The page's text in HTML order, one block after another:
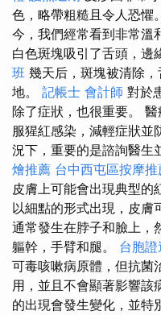
色，略帶粗糙且令人恐懼
今，我們經常看到非常溫
白色斑塊吸引了舌頭，邊
班 幾天后，斑塊被清除
地。 記帳士 會計師 對於
除了症狀，也很重要。
服猩紅感染，減輕症狀並
況下，重要的是諮詢醫生
燴推薦 台中西屯區按摩推
皮膚上可能會出現典型的
以細點的形式出現，皮膚
通常發生在脖子和臉上，
軀幹，手臂和腿。 台胞證
可毒咳嗽病原體，但抗菌
用，並且不會顯著影響該
的出現會發生變化，並特